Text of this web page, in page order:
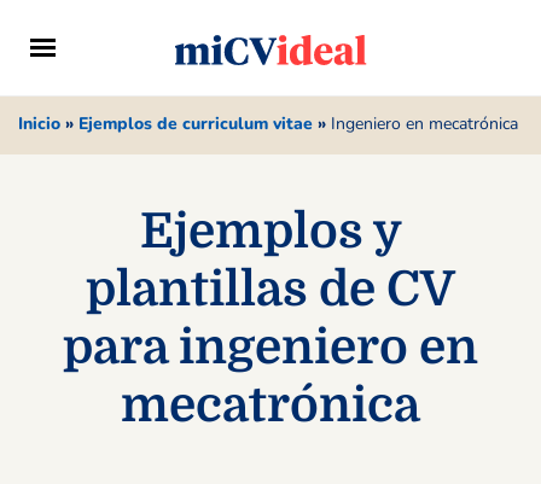
Inicio » Ejemplos de curriculum vitae » Ingeniero en mecatrónica
Ejemplos y
plantillas de CV
para ingeniero en
mecatrónica